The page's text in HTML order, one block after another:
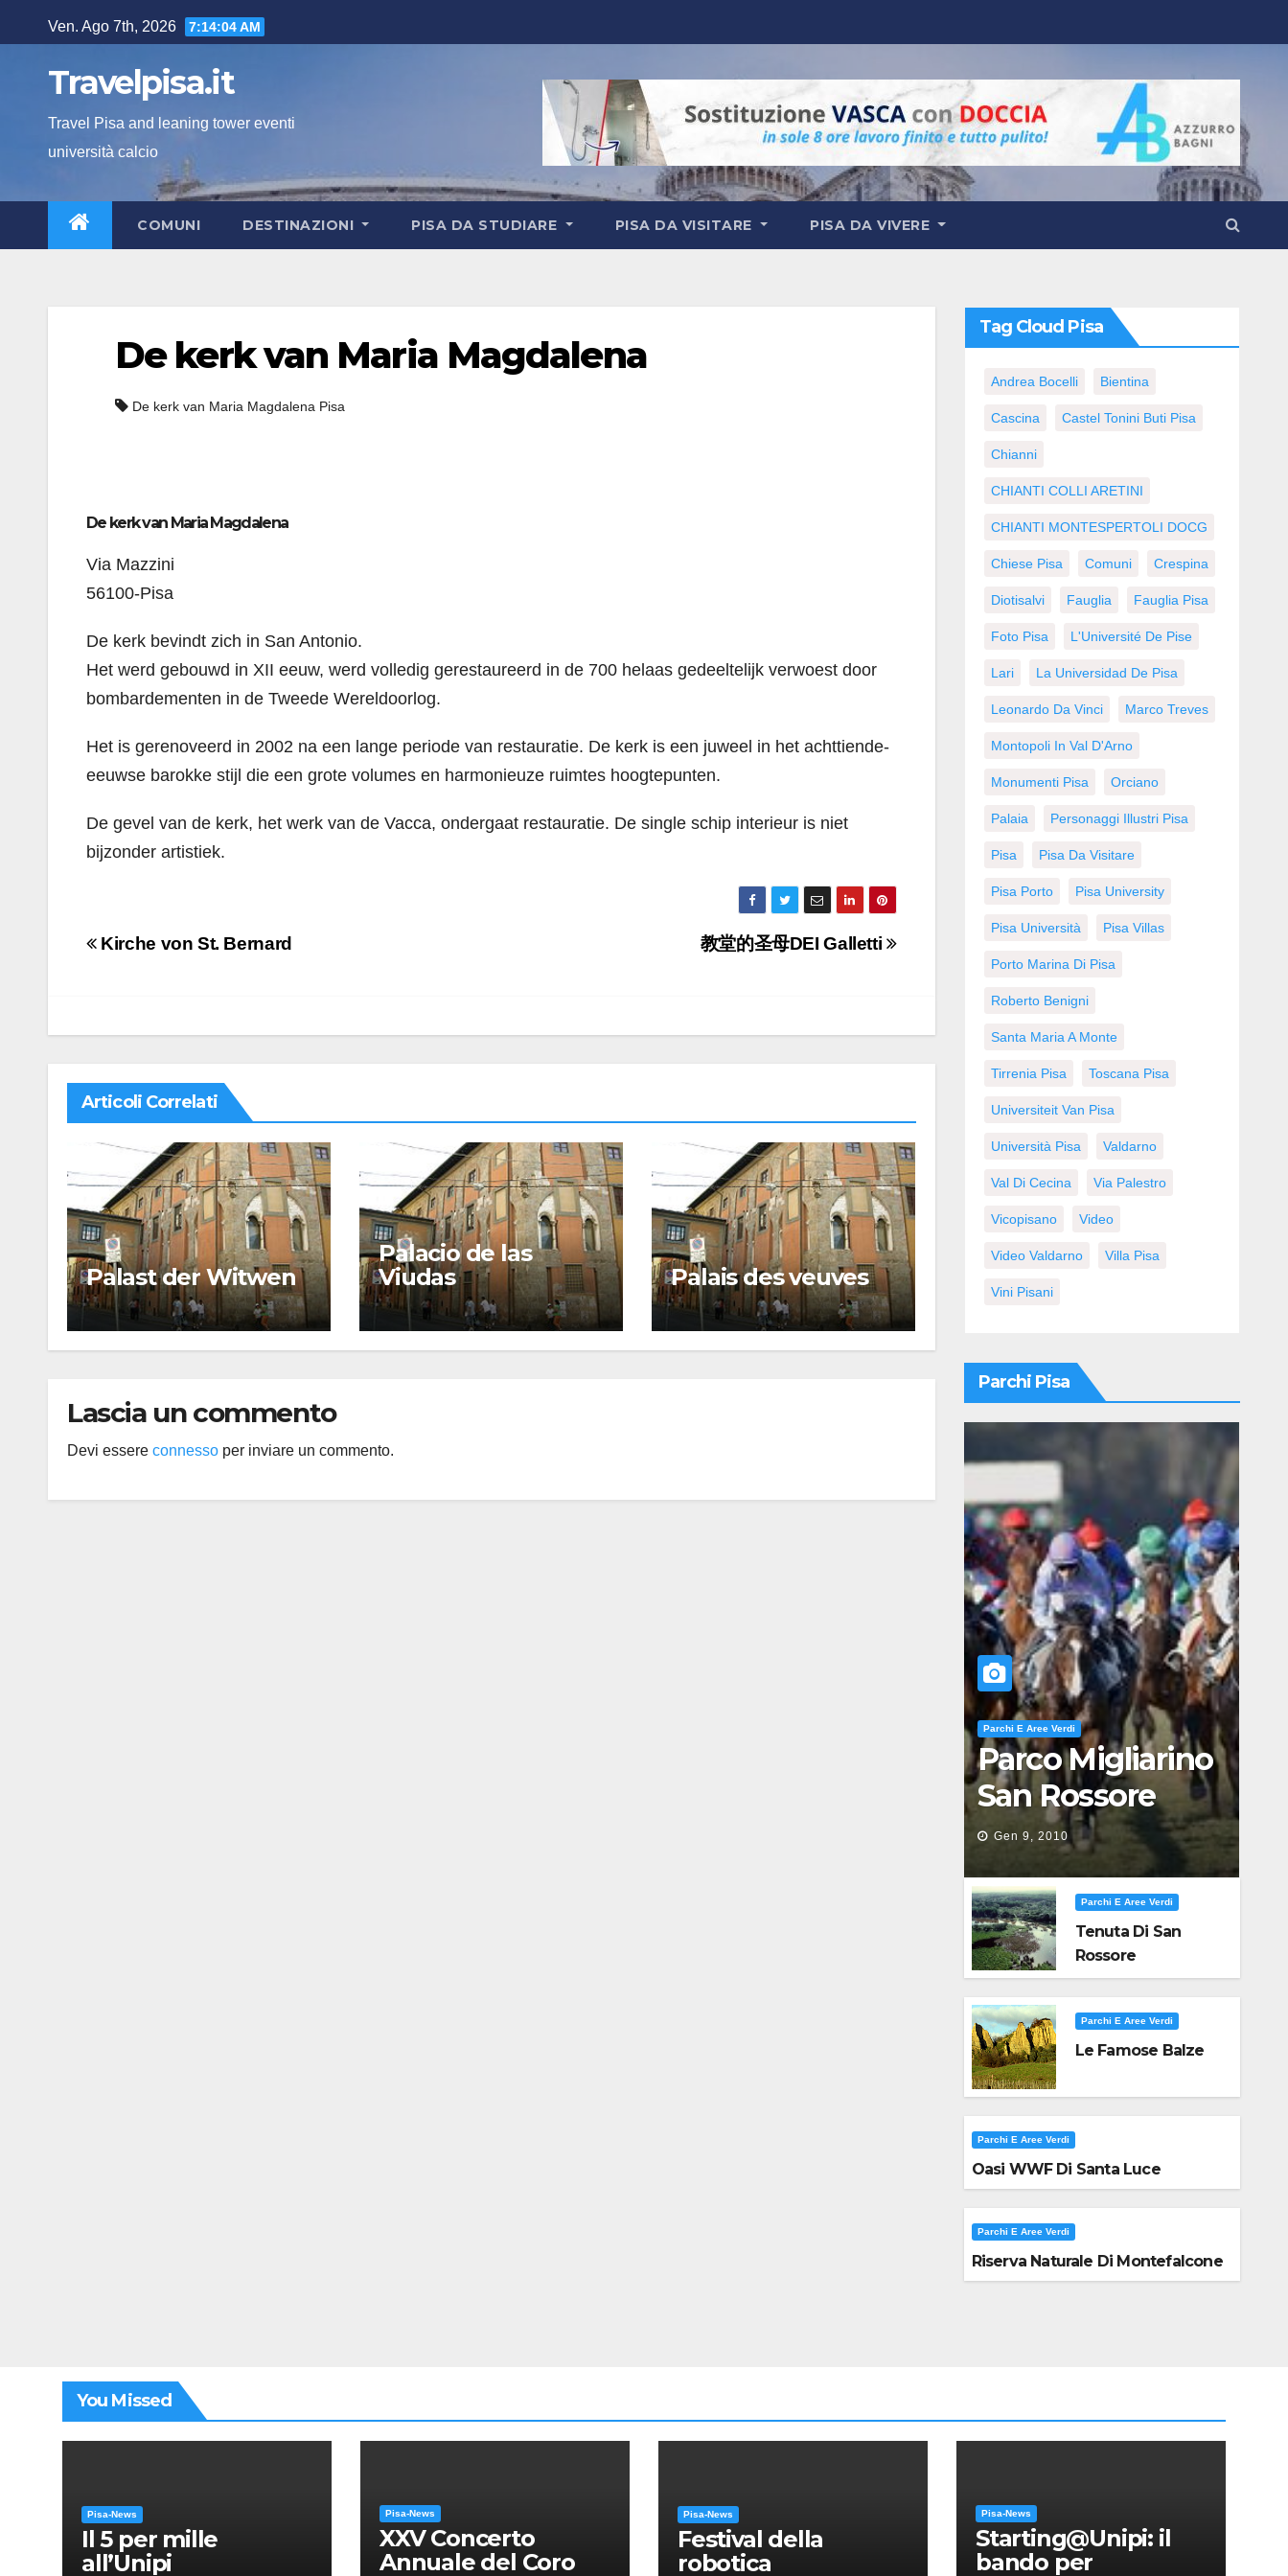
al
contenuto
Ven. Ago 7th, 2026 7:14:04 AM
Travelpisa.it
Travel Pisa and leaning tower eventi
università calcio
COMUNI DESTINAZIONI PISA DA STUDIARE PISA DA VISITARE PISA DA VIVERE
De kerk van Maria Magdalena
De kerk van Maria Magdalena Pisa
De kerk van Maria Magdalena
Via Mazzini
56100-Pisa
De kerk bevindt zich in San Antonio.
Het werd gebouwd in XII eeuw, werd volledig gerestaureerd in de 700 helaas gedeeltelijk verwoest door
bombardementen in de Tweede Wereldoorlog.
Het is gerenoveerd in 2002 na een lange periode van restauratie. De kerk is een juweel in het achttiende-
eeuwse barokke stijl die een grote volumes en harmonieuze ruimtes hoogtepunten.
De gevel van de kerk, het werk van de Vacca, ondergaat restauratie. De single schip interieur is niet
bijzonder artistiek.
Navigazione
教堂的圣母DEI Galletti
Kirche von St. Bernard
Articoli Correlati
Palast der Witwen
Palacio de las
Viudas
Palais des veuves
Lascia un commento
Devi essere connesso per inviare un commento.
Tag Cloud Pisa
Andrea Bocelli Bientina
Cascina Castel Tonini Buti Pisa
Chianni
CHIANTI COLLI ARETINI
CHIANTI MONTESPERTOLI DOCG
Chiese Pisa Comuni Crespina
Diotisalvi Fauglia Fauglia Pisa
Foto Pisa L'Université De Pise
Lari La Universidad De Pisa
Leonardo Da Vinci Marco Treves
Montopoli In Val D'Arno
Monumenti Pisa Orciano
Palaia Personaggi Illustri Pisa
Pisa Pisa Da Visitare
Pisa Porto Pisa University
Pisa Università Pisa Villas
Porto Marina Di Pisa
Roberto Benigni
Santa Maria A Monte
Tirrenia Pisa Toscana Pisa
Universiteit Van Pisa
Università Pisa Valdarno
Val Di Cecina Via Palestro
Vicopisano Video
Video Valdarno Villa Pisa
Vini Pisani
Parchi Pisa
Parchi E Aree Verdi
Parco Migliarino
San Rossore
Massaciuccoli
Gen 9, 2010
Parchi E Aree Verdi
Tenuta Di San
Rossore
Parchi E Aree Verdi
Le Famose Balze
Parchi E Aree Verdi
Oasi WWF Di Santa Luce
Parchi E Aree Verdi
Riserva Naturale Di Montefalcone
You Missed
Pisa-News
Il 5 per mille
all’Unipi
Pisa-News
XXV Concerto
Annuale del Coro
Pisa-News
Festival della
robotica
Pisa-News
Starting@Unipi: il
bando per